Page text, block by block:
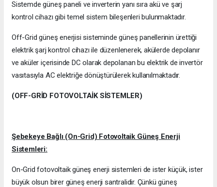
Sistemde güneş paneli ve inverterin yanı sıra akü ve şarj
kontrol cihazı gibi temel sistem bileşenleri bulunmaktadır.
Off-Grid güneş enerjisi sisteminde güneş panellerinin ürettiği
elektrik şarj kontrol cihazı ile düzenlenerek, akülerde depolanır
ve aküler içerisinde DC olarak depolanan bu elektrik de invertör
vasıtasıyla AC elektriğe dönüştürülerek kullanılmaktadır.
(OFF-GRİD FOTOVOLTAİK SİSTEMLER)
Şebekeye Bağlı (On-Grid) Fotovoltaik Güneş Enerji
Sistemleri:
On-Grid fotovoltaik güneş enerji sistemleri de ister küçük, ister
büyük olsun birer güneş enerji santralidir. Çünkü güneş